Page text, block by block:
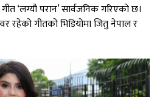
‘लग्यौ परान’ सार्वजनिक गरिएको छ।
रहेको गीतको भिडियोमा जितु नेपाल र